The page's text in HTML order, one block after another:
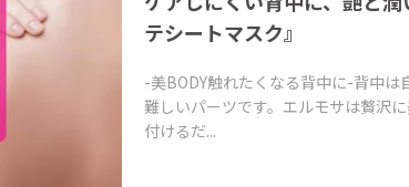
テシートマスク』
-美BODY触れたくなる背中に-背中
難しいパーツです。エルモサは贅沢
付けるだ...